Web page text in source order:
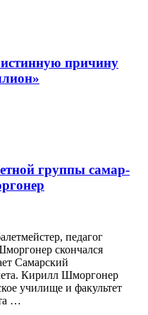
причину
группы самар­
педагог
скончался
Самарский
Кирилл Шморгонер
училище и факультет
…